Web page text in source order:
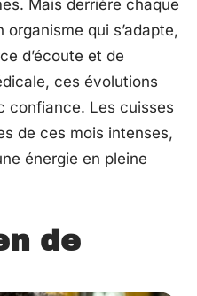
Mais derrière chaque
qui s’adapte,
d’écoute et de
ces évolutions
confiance. Les cuisses
de ces mois intenses,
énergie en pleine
de